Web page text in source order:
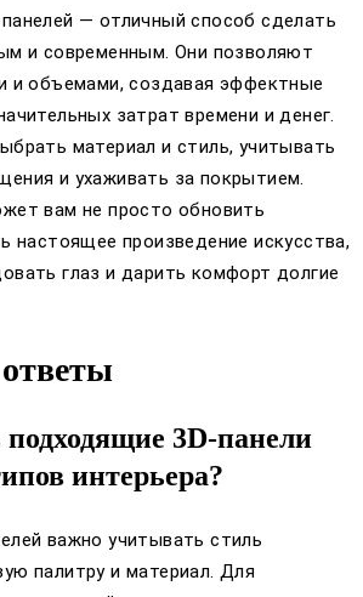
— отличный способ сделать
и современным. Они позволяют
и объемами, создавая эффектные
затрат времени и денег.
материал и стиль, учитывать
и ухаживать за покрытием.
вам не просто обновить
настоящее произведение искусства,
глаз и дарить комфорт долгие
3D-панели
интерьера?
важно учитывать стиль
палитру и материал. Для